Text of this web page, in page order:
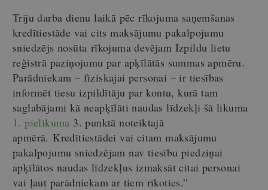
Triju darba dienu laikā pēc rīkojuma saņemšanas
kredītiestāde vai cits maksājumu pakalpojumu
sniedzējs nosūta rīkojuma devējam Izpildu lietu
reģistrā paziņojumu par apķīlātās summas apmēru.
Parādniekam – fiziskajai personai – ir tiesības
informēt tiesu izpildītāju par kontu, kurā tam
saglabājami kā neapķīlāti naudas līdzekļi šā likuma
1. pielikuma 3. punktā noteiktajā
apmērā. Kredītiestādei vai citam maksājumu
pakalpojumu sniedzējam nav tiesību piedziņai
apķīlātos naudas līdzekļus izmaksāt citai personai
vai ļaut parādniekam ar tiem rīkoties.”